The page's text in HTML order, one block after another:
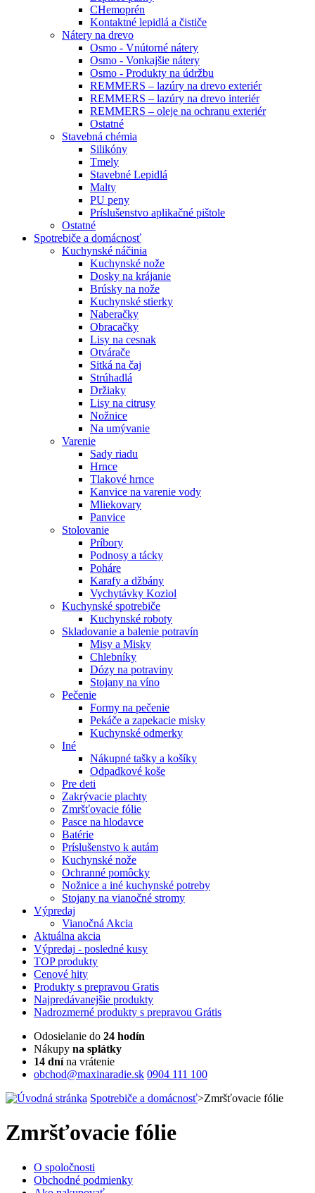
CHemoprén
Kontaktné lepidlá a čističe
Nátery na drevo
Osmo - Vnútorné nátery
Osmo - Vonkajšie nátery
Osmo - Produkty na údržbu
REMMERS – lazúry na drevo exteriér
REMMERS – lazúry na drevo interiér
REMMERS – oleje na ochranu exteriér
Ostatné
Stavebná chémia
Silikóny
Tmely
Stavebné Lepidlá
Malty
PU peny
Príslušenstvo aplikačné pištole
Ostatné
Spotrebiče a domácnosť
Kuchynské náčinia
Kuchynské nože
Dosky na krájanie
Brúsky na nože
Kuchynské stierky
Naberačky
Obracačky
Lisy na cesnak
Otvárače
Sitká na čaj
Strúhadlá
Držiaky
Lisy na citrusy
Nožnice
Na umývanie
Varenie
Sady riadu
Hrnce
Tlakové hrnce
Kanvice na varenie vody
Mliekovary
Panvice
Stolovanie
Príbory
Podnosy a tácky
Poháre
Karafy a džbány
Vychytávky Koziol
Kuchynské spotrebiče
Kuchynské roboty
Skladovanie a balenie potravín
Misy a Misky
Chlebníky
Dózy na potraviny
Stojany na víno
Pečenie
Formy na pečenie
Pekáče a zapekacie misky
Kuchynské odmerky
Iné
Nákupné tašky a košíky
Odpadkové koše
Pre deti
Zakrývacie plachty
Zmršťovacie fólie
Pasce na hlodavce
Batérie
Príslušenstvo k autám
Kuchynské nože
Ochranné pomôcky
Nožnice a iné kuchynské potreby
Stojany na vianočné stromy
Výpredaj
Vianočná Akcia
Aktuálna akcia
Výpredaj - posledné kusy
TOPprodukty
Cenové hity
Produkty s prepravou Gratis
Najpredávanejšie produkty
Nadrozmerné produkty s prepravou Grátis
Odosielanie do 24 hodín
Nákupy na splátky
14 dnína vrátenie
obchod@maxinaradie.sk 0904 111 100
Spotrebiče a domácnosť>Zmršťovacie fólie
Zmršťovacie fólie
O spoločnosti
Obchodné podmienky